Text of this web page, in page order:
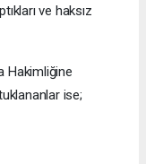
ve haksız
Hakimliğine
ise;